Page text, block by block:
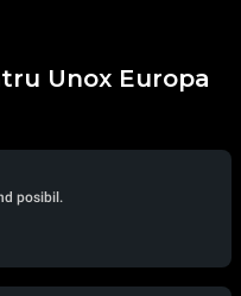
Unox Europa
posibil.